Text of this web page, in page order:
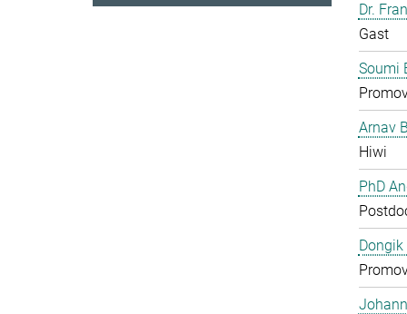
Dr.
Gast
Soumi
Arnav
Hiwi
PhD
Dongik